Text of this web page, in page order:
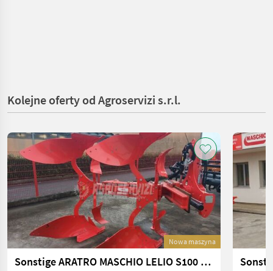
Kolejne oferty od Agroservizi s.r.l.
Nowa maszyna
Sonstige ARATRO MASCHIO LELIO S100 2+0